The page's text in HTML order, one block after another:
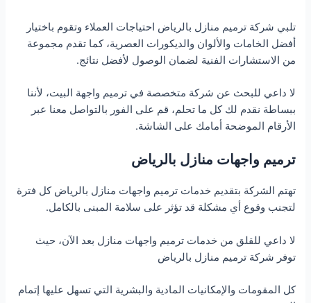
تلبي شركة ترميم منازل بالرياض احتياجات العملاء وتقوم باختيار
أفضل الخامات والألوان والديكورات العصرية، كما تقدم مجموعة
من الاستشارات الفنية لضمان الوصول لأفضل نتائج.
لا داعي للبحث عن شركة متخصصة في ترميم واجهة البيت، لأننا
ببساطة نقدم لك كل ما تحلم، قم على الفور بالتواصل معنا عبر
الأرقام الموضحة أمامك على الشاشة.
ترميم واجهات منازل بالرياض
تهتم الشركة بتقديم خدمات ترميم واجهات منازل بالرياض كل فترة
لتجنب وقوع أي مشكلة قد تؤثر على سلامة المبنى بالكامل.
لا داعي للقلق من خدمات ترميم واجهات منازل بعد الآن، حيث
توفر شركة ترميم منازل بالرياض
كل المقومات والإمكانيات المادية والبشرية التي تسهل عليها إتمام